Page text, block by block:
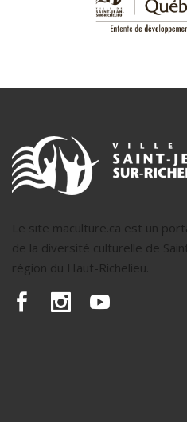
Le site maculture.ca est un
de la diversité culturelle de
région du Haut-Richelieu.